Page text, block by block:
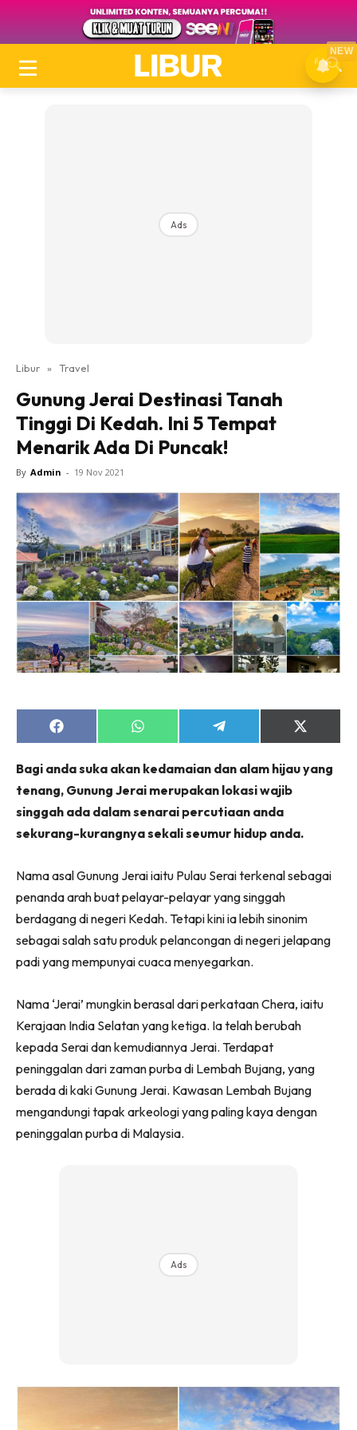
Ads
Libur » Travel
Gunung Jerai Destinasi Tanah
Tinggi Di Kedah. Ini 5 Tempat
Menarik Ada Di Puncak!
By Admin - 19 Nov 2021
Share
on
Share
on
Share
on
Share
on
(Twitter)
Bagi anda suka akan kedamaian dan alam hijau yang
tenang, Gunung Jerai merupakan lokasi wajib
singgah ada dalam senarai percutiaan anda
sekurang-kurangnya sekali seumur hidup anda.
Nama asal Gunung Jerai iaitu Pulau Serai terkenal sebagai
penanda arah buat pelayar-pelayar yang singgah
berdagang di negeri Kedah. Tetapi kini ia lebih sinonim
sebagai salah satu produk pelancongan di negeri jelapang
padi yang mempunyai cuaca menyegarkan.
Nama ‘Jerai’ mungkin berasal dari perkataan Chera, iaitu
Kerajaan India Selatan yang ketiga. Ia telah berubah
kepada Serai dan kemudiannya Jerai. Terdapat
peninggalan dari zaman purba di Lembah Bujang, yang
berada di kaki Gunung Jerai. Kawasan Lembah Bujang
mengandungi tapak arkeologi yang paling kaya dengan
peninggalan purba di Malaysia.
Ads
NEW